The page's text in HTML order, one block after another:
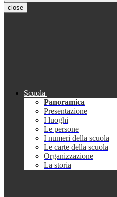
close
Scuola
Panoramica
Presentazione
I luoghi
Le persone
I numeri della scuola
Le carte della scuola
Organizzazione
La storia